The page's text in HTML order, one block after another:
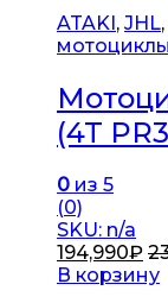
ATAKI, JHL,
мотоциклы
(4T
0 из 5
(0)
SKU: n/a
194,990₽
В корзину